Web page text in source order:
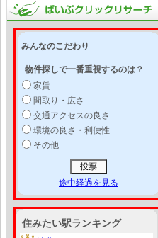
みんなのこだわり
物件探しで一番重視するのは？
家賃
間取り・広さ
交通アクセスの良さ
環境の良さ・利便性
その他
途中経過を見る
住みたい駅ランキング